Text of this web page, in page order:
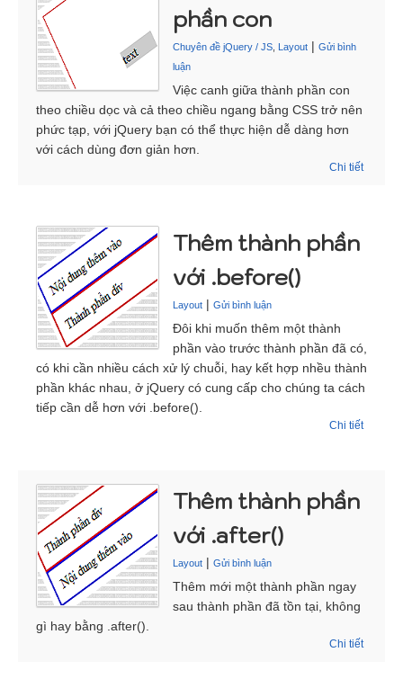
phần con
Chuyên đề jQuery / JS Layout | Gửi bình
luận
Việc canh giữa thành phần con
theo chiều dọc và cả theo chiều ngang bằng CSS trở nên
phức tạp, với jQuery bạn có thể thực hiện dễ dàng hơn
với cách dùng đơn giản hơn.
Chi tiết
Thêm thành phần
với .before()
Layout | Gửi bình luận
Đôi khi muốn thêm một thành
phần vào trước thành phần đã có,
có khi cần nhiều cách xử lý chuỗi, hay kết hợp nhều thành
phần khác nhau, ở jQuery có cung cấp cho chúng ta cách
tiếp cần dễ hơn với .before().
Chi tiết
Thêm thành phần
với .after()
Layout | Gửi bình luận
Thêm mới một thành phần ngay
sau thành phần đã tồn tại, không
gì hay bằng .after().
Chi tiết